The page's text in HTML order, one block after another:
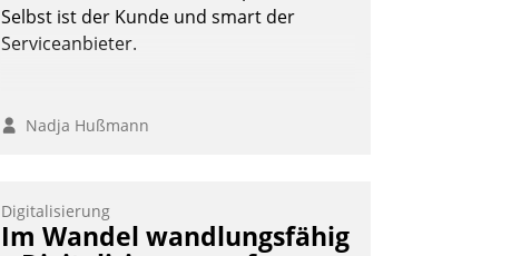
Selbst ist der Kunde und smart der
Serviceanbieter.
Nadja Hußmann
Digitalisierung
Im Wandel wandlungsfähig